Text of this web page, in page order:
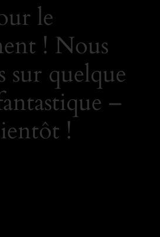
le
! Nous
sur quelque
–
!